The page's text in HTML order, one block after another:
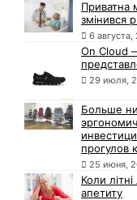
Приватна
змінився
6 августа,
On Cloud
29 июля,
Больше
прогулов
25 июня,
Коли
апетиту